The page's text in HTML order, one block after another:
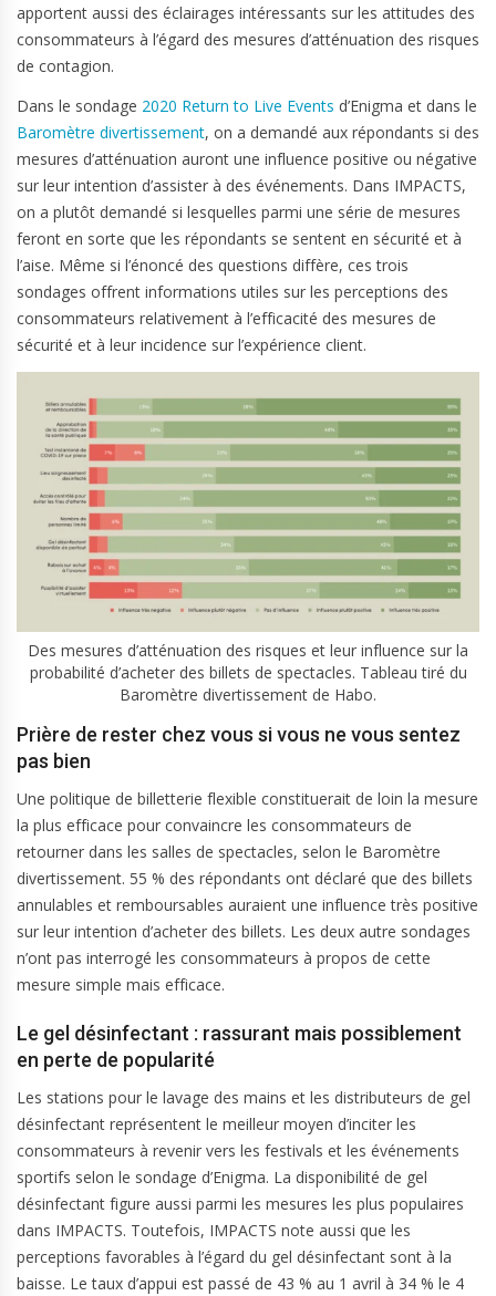
apportent aussi des éclairages intéressants sur les attitudes des
consommateurs à l’égard des mesures d’atténuation des risques
de contagion.
Dans le sondage 2020 Return to Live Events d’Enigma et dans le
Baromètre divertissement, on a demandé aux répondants si des
mesures d’atténuation auront une influence positive ou négative
sur leur intention d’assister à des événements. Dans IMPACTS,
on a plutôt demandé si lesquelles parmi une série de mesures
feront en sorte que les répondants se sentent en sécurité et à
l’aise. Même si l’énoncé des questions diffère, ces trois
sondages offrent informations utiles sur les perceptions des
consommateurs relativement à l’efficacité des mesures de
sécurité et à leur incidence sur l’expérience client.
Des mesures d’atténuation des risques et leur influence sur la
probabilité d’acheter des billets de spectacles. Tableau tiré du
Baromètre divertissement de Habo.
Prière de rester chez vous si vous ne vous sentez
pas bien
Une politique de billetterie flexible constituerait de loin la mesure
la plus efficace pour convaincre les consommateurs de
retourner dans les salles de spectacles, selon le Baromètre
divertissement. 55 % des répondants ont déclaré que des billets
annulables et remboursables auraient une influence très positive
sur leur intention d’acheter des billets. Les deux autre sondages
n’ont pas interrogé les consommateurs à propos de cette
mesure simple mais efficace.
Le gel désinfectant : rassurant mais possiblement
en perte de popularité
Les stations pour le lavage des mains et les distributeurs de gel
désinfectant représentent le meilleur moyen d’inciter les
consommateurs à revenir vers les festivals et les événements
sportifs selon le sondage d’Enigma. La disponibilité de gel
désinfectant figure aussi parmi les mesures les plus populaires
dans IMPACTS. Toutefois, IMPACTS note aussi que les
perceptions favorables à l’égard du gel désinfectant sont à la
baisse. Le taux d’appui est passé de 43 % au 1 avril à 34 % le 4